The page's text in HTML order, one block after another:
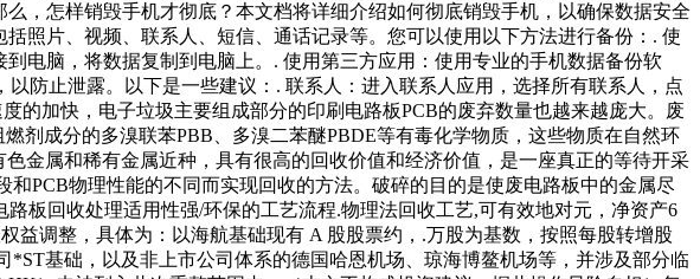
，怎样销毁手机才彻底？本文档将详细介绍如何彻底销毁手机，以确保数据安全
照片、视频、联系人、短信、通话记录等。您可以使用以下方法进行备份：. 使
电脑，将数据复制到电脑上。. 使用第三方应用：使用专业的手机数据备份软
防止泄露。以下是一些建议：. 联系人：进入联系人应用，选择所有联系人，点
的加快，电子垃圾主要组成部分的印刷电路板PCB的废弃数量也越来越庞大。废
剂成分的多溴联苯PBB、多溴二苯醚PBDE等有毒化学物质，这些物质在自然环
金属和稀有金属近种，具有很高的回收价值和经济价值，是一座真正的等待开采
PCB物理性能的不同而实现回收的方法。破碎的目的是使废电路板中的金属尽
板回收处理适用性强/环保的工艺流程.物理法回收工艺,可有效地对元，净资产6
调整，具体为：以海航基础现有 A 股股票约，.万股为基数，按照每股转增股
基础，以及非上市公司体系的德国哈恩机场、琼海博鳌机场等，并涉及部分临